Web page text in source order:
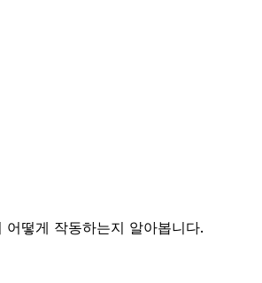
떻게 작동하는지 알아봅니다.